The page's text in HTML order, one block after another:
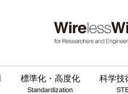
標準化・高度化
Standardization
科学技
public_html/wp-content/